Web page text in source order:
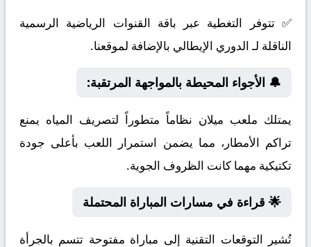
✅ تتوفر التغطية عبر باقة القنوات الرياضية الرسمية
الناقلة لـ الدوري الإيطالي بالإضافة لموقعنا.
🔔 الأجواء المحيطة بالمواجهة المرتقبة:
يمتلك ملعب ميلان نظاماً متطوراً لتصريف المياه يمنع
تراكم الأمطار، مما يضمن استمرار اللعب بأعلى جودة
تكتيكية مهما كانت الظروف الجوية.
🌟 قراءة في مسارات المباراة المحتملة
تُشير التوقعات التقنية إلى مباراة مفتوحة تتسم بالجرأة